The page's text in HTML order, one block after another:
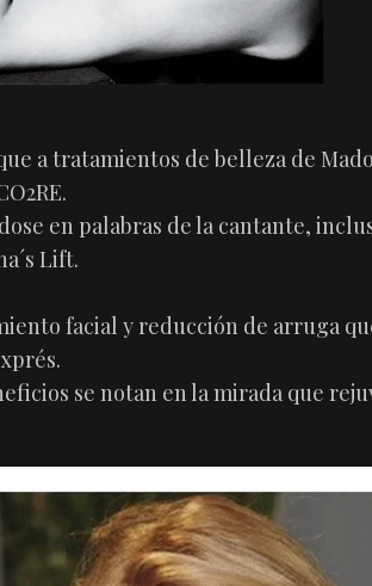
a tratamientos de belleza de
en palabras de la cantante,
Lift.
facial y reducción de arruga
se notan en la mirada que